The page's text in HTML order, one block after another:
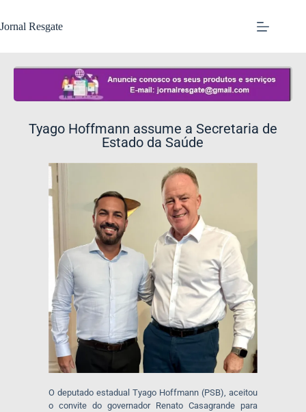
Jornal Resgate
Tyago Hoffmann assume a Secretaria de
Estado da Saúde
O deputado estadual Tyago Hoffmann (PSB), aceitou
o convite do governador Renato Casagrande para